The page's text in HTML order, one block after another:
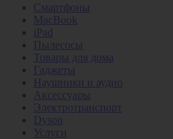
Смартфоны
MacBook
iPad
Пылесосы
Товары для дома
Гаджеты
Наушники и аудио
Аксессуары
Электротранспорт
Dyson
Услуги